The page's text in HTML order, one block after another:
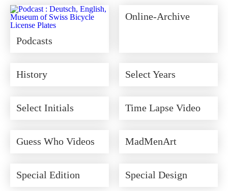
Podcasts
Online-Archive
History Select Years
Select Initials Time Lapse Video
Guess Who Videos MadMenArt
Special Edition Special Design